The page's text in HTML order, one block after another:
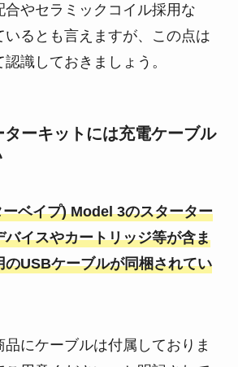
合やセラミックコイル採用な
いるとも言えますが、この点は
識しておきましょう。
ーキットには充電ケーブル
ベイプ) Model 3のスターター
バイスやカートリッジ等が含ま
のUSBケーブルが同梱されてい
にケーブルは付属しておりま